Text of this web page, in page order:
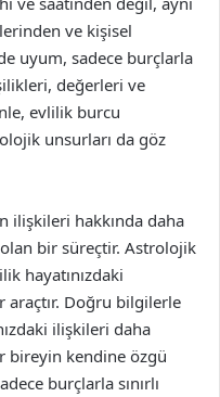
ve kişisel
uyum, sadece burçlarla
değerleri ve
evlilik burcu
unsurları da göz
ilişkileri hakkında daha
bir süreçtir. Astrolojik
hayatınızdaki
Doğru bilgilerle
ilişkileri daha
bireyin kendine özgü
burçlarla sınırlı